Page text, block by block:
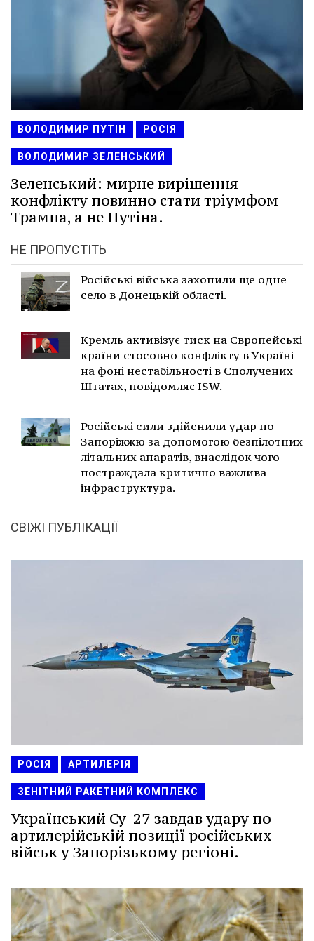
ВОЛОДИМИР ПУТІН РОСІЯ
ВОЛОДИМИР ЗЕЛЕНСЬКИЙ
Зеленський: мирне вирішення
конфлікту повинно стати тріумфом
Трампа, а не Путіна.
НЕ ПРОПУСТІТЬ
Російські війська захопили ще одне
село в Донецькій області.
Кремль активізує тиск на Європейські
країни стосовно конфлікту в Україні
на фоні нестабільності в Сполучених
Штатах, повідомляє ISW.
Російські сили здійснили удар по
Запоріжжю за допомогою безпілотних
літальних апаратів, внаслідок чого
постраждала критично важлива
інфраструктура.
СВІЖІ ПУБЛІКАЦІЇ
РОСІЯ АРТИЛЕРІЯ
ЗЕНІТНИЙ РАКЕТНИЙ КОМПЛЕКС
Український Су-27 завдав удару по
артилерійській позиції російських
військ у Запорізькому регіоні.